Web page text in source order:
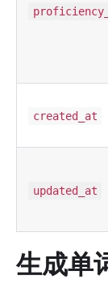
created_at
updated_at
生成单